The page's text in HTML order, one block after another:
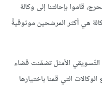
قاموا بإحالتنا إلى وكالة
هي أكثر المرشحين موثوقيةً
التّسويقي الأمثل تضمّنت قضاء
التي قمنا باختيارها